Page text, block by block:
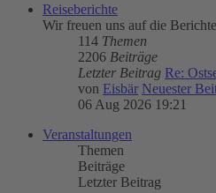
Reiseberichte
Wir freuen uns auf die
114 Themen
2206 Beiträge
Letzter Beitrag Re:
von Eisbär Neuester
06 Aug 2026 19:21
Veranstaltungen
Themen
Beiträge
Letzter Beitrag